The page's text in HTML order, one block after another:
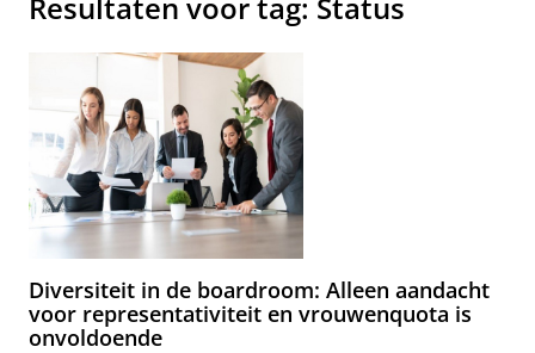
Resultaten voor tag: Status
Diversiteit in de boardroom: Alleen aandacht
voor representativiteit en vrouwenquota is
onvoldoende